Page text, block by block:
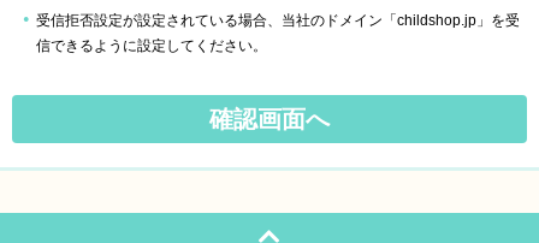
受信拒否設定が設定されている場合、当社のドメイン「childshop.jp」を受
信できるように設定してください。